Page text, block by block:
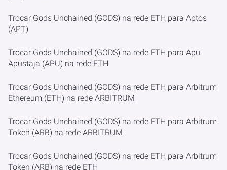
Trocar Gods Unchained (GODS) na rede ETH para Aptos
(APT)
Trocar Gods Unchained (GODS) na rede ETH para Apu
Apustaja (APU) na rede ETH
Trocar Gods Unchained (GODS) na rede ETH para Arbitrum
Ethereum (ETH) na rede ARBITRUM
Trocar Gods Unchained (GODS) na rede ETH para Arbitrum
Token (ARB) na rede ARBITRUM
Trocar Gods Unchained (GODS) na rede ETH para Arbitrum
Token (ARB) na rede ETH